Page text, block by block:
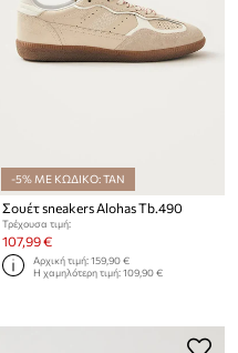
-5% ΜΕ ΚΩΔΙΚΟ: TAN
Σουέτ sneakers Alohas Tb.490
Τρέχουσα τιμή:
107,99 €
Αρχική τιμή:159,90 €
Η χαμηλότερη τιμή:109,90 €